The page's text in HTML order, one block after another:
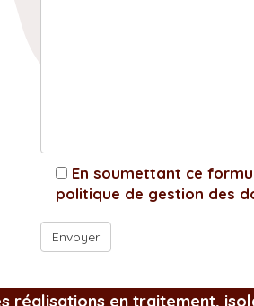
En soumettant ce
politique de gestion des
réalisations en traitement,